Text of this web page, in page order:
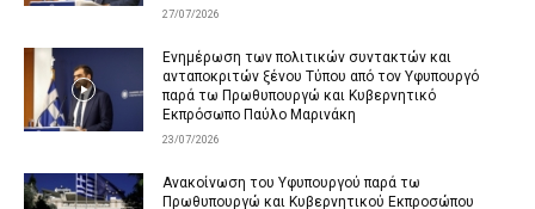
27/07/2026
Ενημέρωση των πολιτικών συντακτών και
ανταποκριτών ξένου Τύπου από τον Υφυπουργό
παρά τω Πρωθυπουργώ και Κυβερνητικό
Εκπρόσωπο Παύλο Μαρινάκη
23/07/2026
Ανακοίνωση του Υφυπουργού παρά τω
Πρωθυπουργώ και Κυβερνητικού Εκπροσώπου